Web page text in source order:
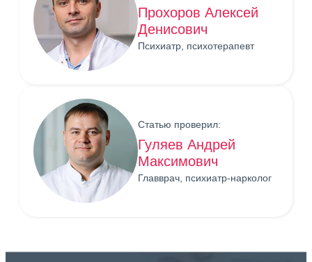
Прохоров Алексей
Денисович
Психиатр, психотерапевт
Статью проверил:
Гуляев Андрей
Максимович
Главврач, психиатр-нарколог